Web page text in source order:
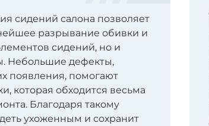
сидений салона позволяет
разрывание обивки и
сидений, но и
Небольшие дефекты,
появления, помогают
которая обходится весьма
Благодаря такому
ухоженным и сохранит